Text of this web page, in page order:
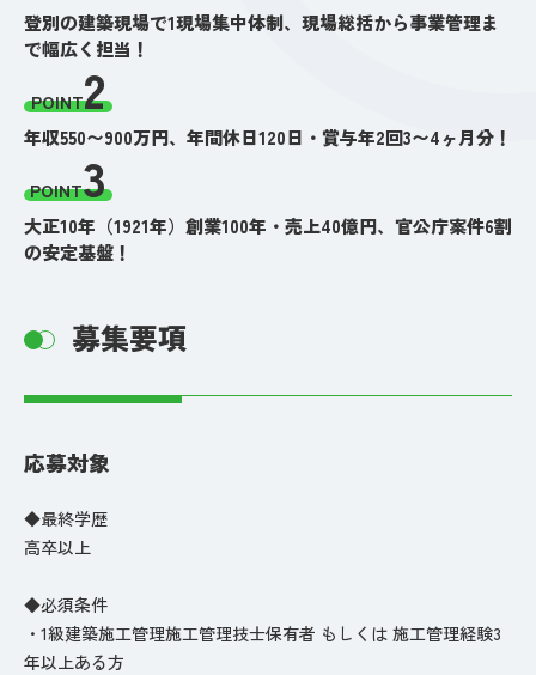
登別の建築現場で1現場集中体制、現場総括から事業管理ま
で幅広く担当！
POINT2
年収550〜900万円、年間休日120日・賞与年2回3〜4ヶ月分！
POINT3
大正10年（1921年）創業100年・売上40億円、官公庁案件6割
の安定基盤！
募集要項
応募対象
◆最終学歴
高卒以上
◆必須条件
・1級建築施工管理施工管理技士保有者 もしくは 施工管理経験3
年以上ある方